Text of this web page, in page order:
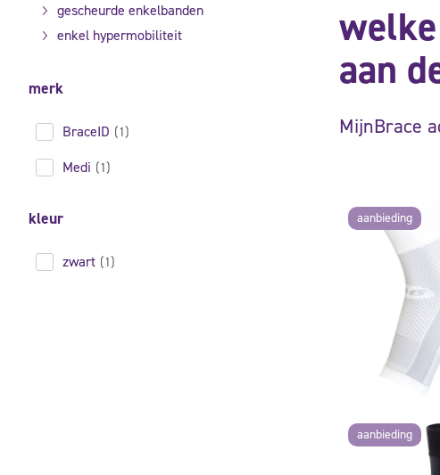
aan
MijnBrace
aanbieding
aanbieding
gescheurde enkelbanden
enkel hypermobiliteit
merk
BraceID (1)
Medi (1)
kleur
zwart (1)